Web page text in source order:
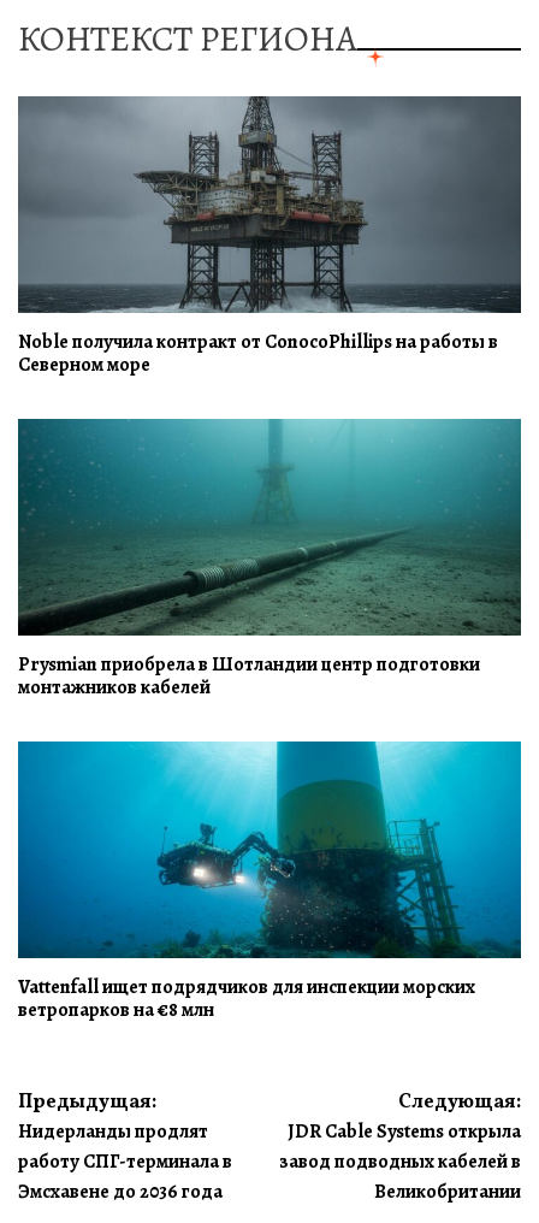
КОНТЕКСТ РЕГИОНА
Noble получила контракт от ConocoPhillips на работы в
Северном море
Prysmian приобрела в Шотландии центр подготовки
монтажников кабелей
Vattenfall ищет подрядчиков для инспекции морских
ветропарков на €8 млн
Навигация
по
записям
Предыдущая:
Нидерланды продлят
работу СПГ-терминала в
Эмсхавене до 2036 года
Следующая:
JDR Cable Systems открыла
завод подводных кабелей в
Великобритании